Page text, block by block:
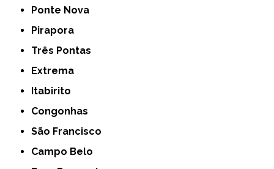
Ponte Nova
Pirapora
Três Pontas
Extrema
Itabirito
Congonhas
São Francisco
Campo Belo